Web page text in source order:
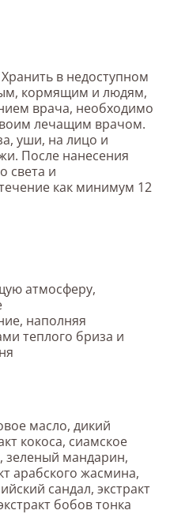
в недоступном
кормящим и людям,
врача, необходимо
лечащим врачом.
уши, на лицо и
После нанесения
света и
как минимум 12
атмосферу,
наполняя
теплого бриза и
масло, дикий
кокоса, сиамское
зеленый мандарин,
арабского жасмина,
сандал, экстракт
бобов тонка